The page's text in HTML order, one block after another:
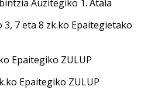
Auzitegiko 1. Atala
3, 7 eta 8 zk.ko Epaitegietako
Epaitegiko ZULUP
Epaitegiko ZULUP